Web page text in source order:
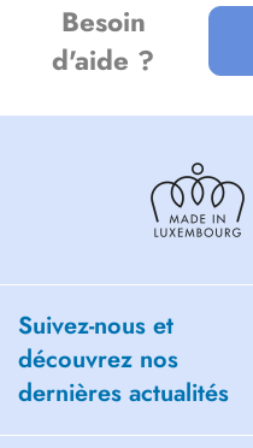
Besoin
d'aide ?
Suivez-nous et
découvrez nos
dernières actualités